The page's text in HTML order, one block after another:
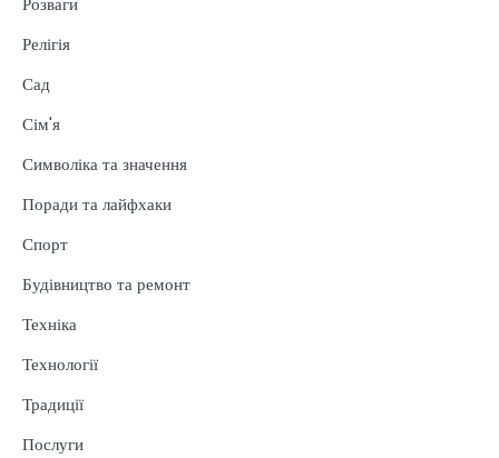
Релігія
Сад
Сім'я
Символіка та значення
Поради та лайфхаки
Спорт
Будівництво та ремонт
Техніка
Технології
Традиції
Послуги